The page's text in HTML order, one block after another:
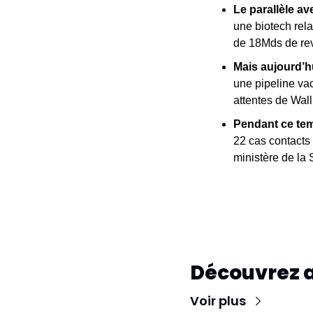
Le parallèle
une biotech
de 18Mds de
Mais
une pipeline
attentes de
Pendant ce
22 cas
ministère de la
Découvrez
Voir plus